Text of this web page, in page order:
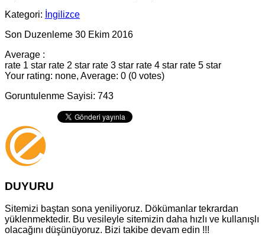
Kategori: İngilizce
Son Duzenleme 30 Ekim 2016
Average :
rate 1 star rate 2 star rate 3 star rate 4 star rate 5 star
Your rating: none, Average: 0 (0 votes)
Goruntulenme Sayisi: 743
DUYURU
Sitemizi baştan sona yeniliyoruz. Dökümanlar tekrardan
yüklenmektedir. Bu vesileyle sitemizin daha hızlı ve kullanışlı
olacağını düşünüyoruz. Bizi takibe devam edin !!!